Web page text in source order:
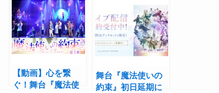
【動画】心を繋
ぐ！舞台『魔法使
舞台『魔法使いの
約束』初日延期に